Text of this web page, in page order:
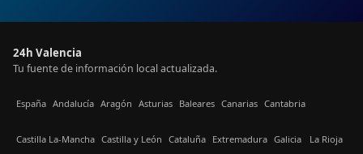
24h Valencia
Tu fuente de información local actualizada.
España Andalucía Aragón Asturias Baleares Canarias Cantabria
Castilla La-Mancha Castilla y León Cataluña Extremadura Galicia La Rioja